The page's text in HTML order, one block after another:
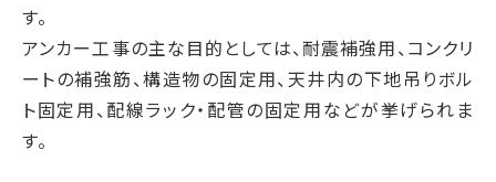
す。
アンカー工事の主な目的としては、耐震補強用、コンクリ
ートの補強筋、構造物の固定用、天井内の下地吊りボル
ト固定用、配線ラック・配管の固定用などが挙げられま
す。